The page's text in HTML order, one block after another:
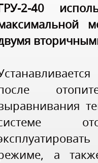
2-40
а